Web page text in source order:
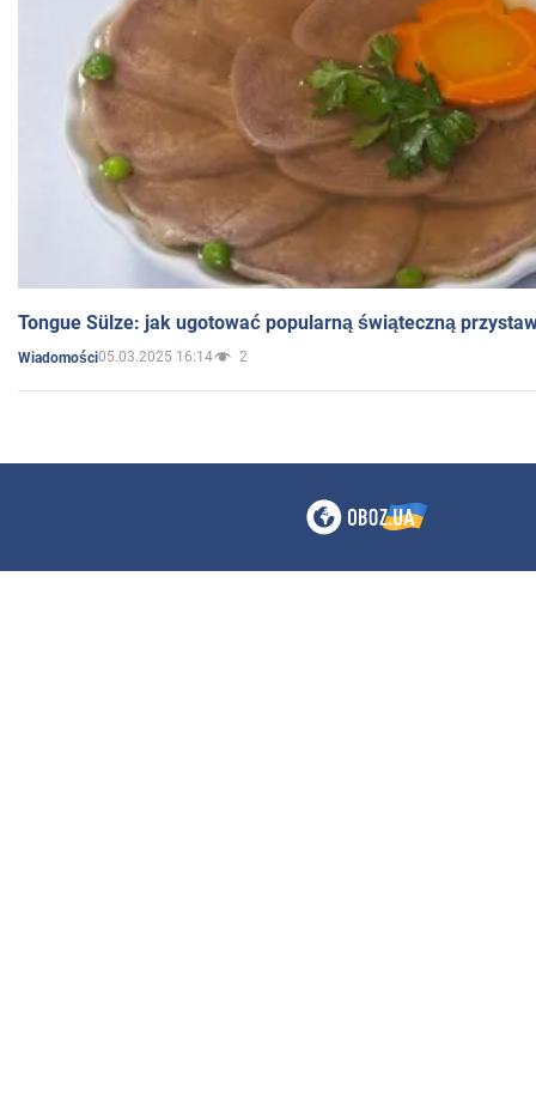
Tongue Sülze: jak ugotować popularną świąteczną
Wiadomości05.03.2025 16:14 2